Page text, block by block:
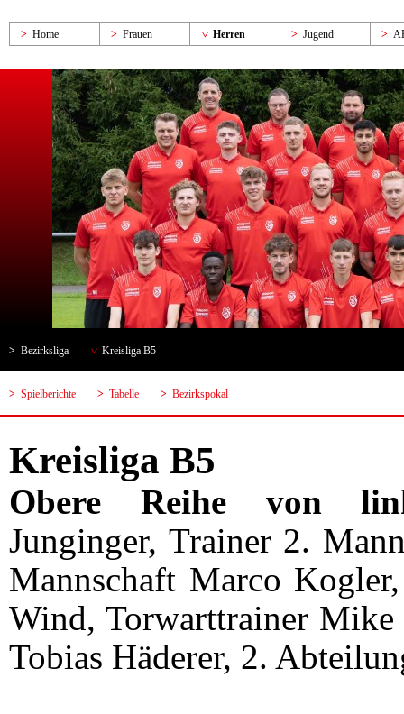
Home Frauen Herren Jugend
Bezirksliga Kreisliga B5
Spielberichte Tabelle Bezirkspokal
Kreisliga B5
Obere Reihe von
Junginger, Trainer 2.
Mannschaft Marco
Wind, Torwarttrainer
Tobias Häderer, 2.